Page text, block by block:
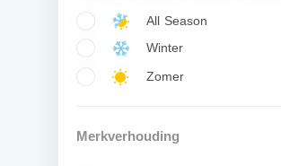
All Season
Winter
Zomer
Merkverhouding